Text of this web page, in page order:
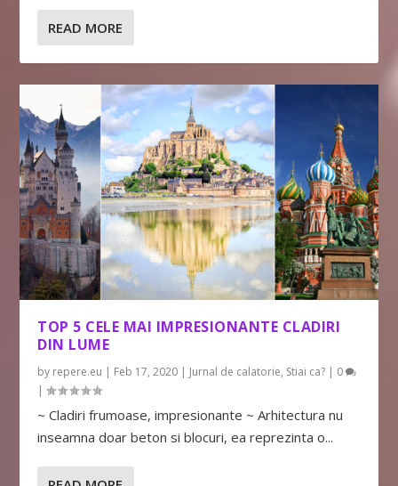
READ MORE
TOP 5 CELE MAI IMPRESIONANTE CLADIRI
DIN LUME
by repere.eu | Feb 17, 2020 | Jurnal de calatorie, Stiai ca? | 0
|
~ Cladiri frumoase, impresionante ~ Arhitectura nu
inseamna doar beton si blocuri, ea reprezinta o...